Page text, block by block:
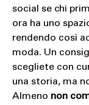
social se chi
ora ha uno
rendendo così
moda. Un
scegliete con
una storia, ma
Almeno non